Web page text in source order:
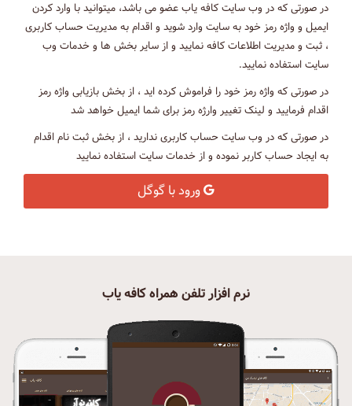
در صورتی که در وب سایت کافه یاب عضو می باشد، میتوانید با وارد کردن
ایمیل و واژه رمز خود به سایت وارد شوید و اقدام به مدیریت حساب کاربری
، ثبت و مدیریت اطلاعات کافه نمایید و از سایر بخش ها و خدمات وب
سایت استفاده نمایید.
در صورتی که واژه رمز خود را فراموش کرده اید ، از بخش بازیابی واژه رمز
اقدام فرمایید و لینک تغییر وارژه رمز برای شما ایمیل خواهد شد
در صورتی که در وب سایت حساب کاربری ندارید ، از بخش ثبت نام اقدام
به ایجاد حساب کاربر نموده و از خدمات سایت استفاده نمایید
ورود با گوگل
نرم افزار تلفن همراه کافه یاب